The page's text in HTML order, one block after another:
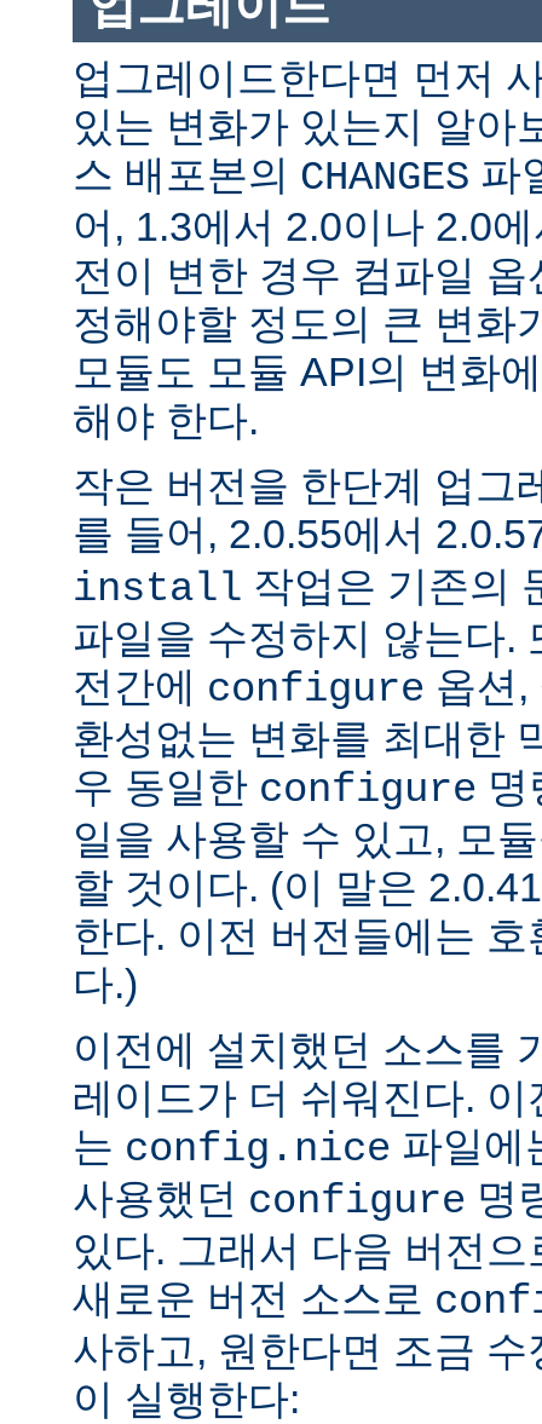
업그레이드한다면 먼저
있는 변화가 있는지 알아
스 배포본의 CHANGES 파
어, 1.3에서 2.0이나 2.0
전이 변한 경우 컴파일
정해야할 정도의 큰 변화
모듈도 모듈 API의 변화
해야 한다.
작은 버전을 한단계 업그
를 들어, 2.0.55에서
install 작업은 기존의
파일을 수정하지 않는다.
전간에 configure 옵션,
환성없는 변화를 최대한
우 동일한 configure 명
일을 사용할 수 있고, 모
할 것이다. (이 말은
한다. 이전 버전들에는
다.)
이전에 설치했던 소스를
레이드가 더 쉬워진다.
는 config.nice 파일에
사용했던 configure 명
있다. 그래서 다음 버전
새로운 버전 소스로
사하고, 원한다면 조금
이 실행한다: